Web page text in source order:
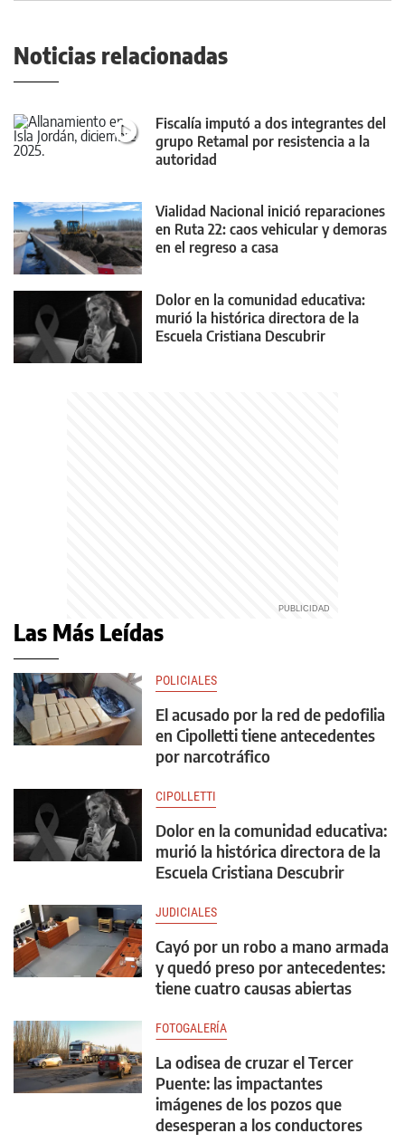
Noticias relacionadas
Fiscalía imputó a dos integrantes del
grupo Retamal por resistencia a la
autoridad
Vialidad Nacional inició reparaciones
en Ruta 22: caos vehicular y demoras
en el regreso a casa
Dolor en la comunidad educativa:
murió la histórica directora de la
Escuela Cristiana Descubrir
Las Más Leídas
POLICIALES
El acusado por la red de pedofilia
en Cipolletti tiene antecedentes
por narcotráfico
CIPOLLETTI
Dolor en la comunidad educativa:
murió la histórica directora de la
Escuela Cristiana Descubrir
JUDICIALES
Cayó por un robo a mano armada
y quedó preso por antecedentes:
tiene cuatro causas abiertas
FOTOGALERÍA
La odisea de cruzar el Tercer
Puente: las impactantes
imágenes de los pozos que
desesperan a los conductores